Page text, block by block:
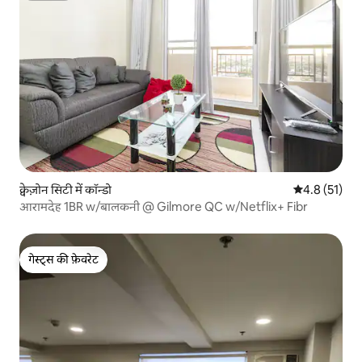
क्वेज़ोन सिटी में कॉन्डो औसत रेटिंग 5
4.8 (51)
आरामदेह 1BR w/बालकनी @ Gilmore QC w/Netflix+ Fibr
गेस्ट्स की फ़ेवरेट
गेस्ट्स की फ़ेवरेट